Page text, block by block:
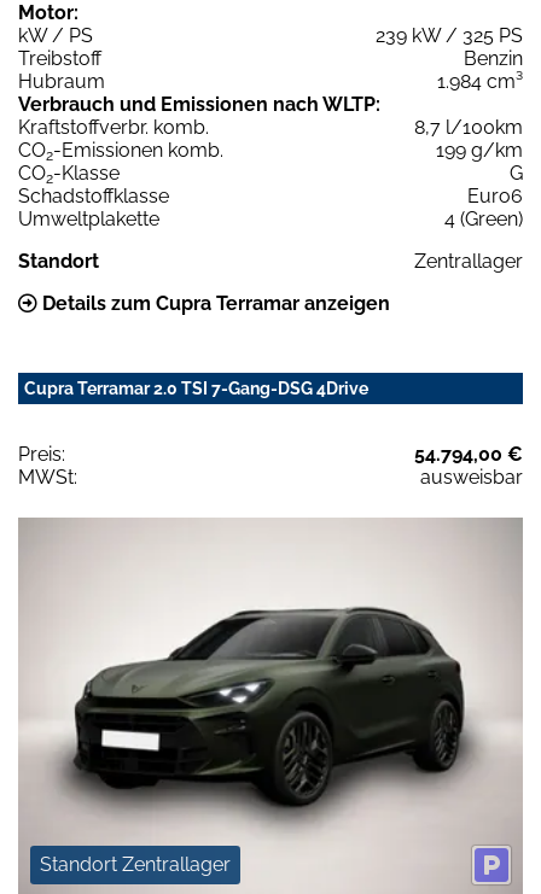
Motor:
kW / PS
239 kW / 325 PS
Treibstoff
Benzin
Hubraum
1.984 cm³
Verbrauch und Emissionen nach WLTP:
Kraftstoffverbr. komb.
8,7 l/100km
CO2-Emissionen komb.
199 g/km
CO2-Klasse
G
Schadstoffklasse
Euro6
Umweltplakette
4 (Green)
Standort
Zentrallager
Details zum Cupra Terramar anzeigen
Cupra Terramar 2.0 TSI 7-Gang-DSG 4Drive
Preis:
54.794,00 €
MWSt:
ausweisbar
Standort Zentrallager